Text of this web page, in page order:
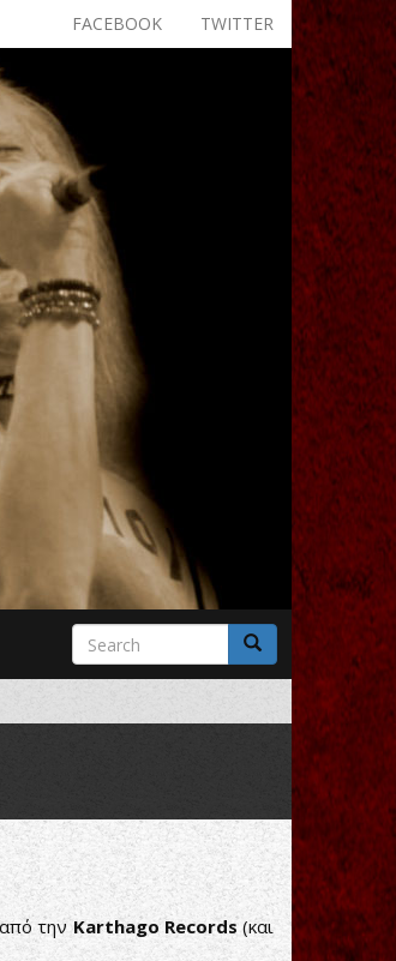
TWITTER
FACEBOOK
Search
form
Search
από τηνKarthago Records(και